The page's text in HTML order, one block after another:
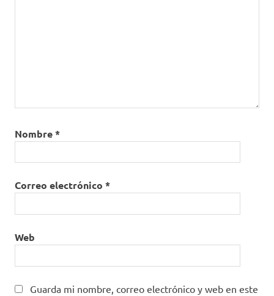
Nombre*
Correo electrónico *
Web
Guarda mi nombre, correo electrónico y web en este